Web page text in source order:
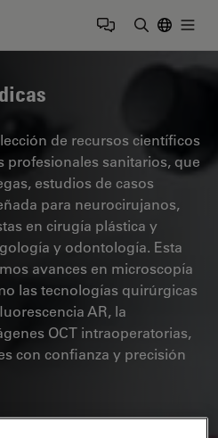
de recursos científicos
profesionales sanitarios, que
estudios de casos
para neurocirujanos,
en cirugía plástica y
y odontología. Esta
avances en microscopía
las tecnologías quirúrgicas
AR, la
OCT intraoperatorias,
con confianza y precisión